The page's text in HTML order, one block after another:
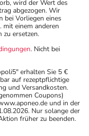
wird der Wert des
abgezogen. Wir
bei Vorliegen eines
einem anderen
zu ersetzen.
. Nicht bei
erhalten Sie 5 €
auf rezeptpflichtige
und Versandkosten.
Coupons)
und in der
Nur solange der
früher zu beenden.